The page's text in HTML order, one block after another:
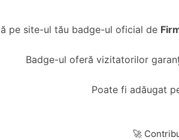
pe site-ul tău badge-ul oficial de
Badge-ul oferă vizitatorilor
Poate fi adăugat
🚀